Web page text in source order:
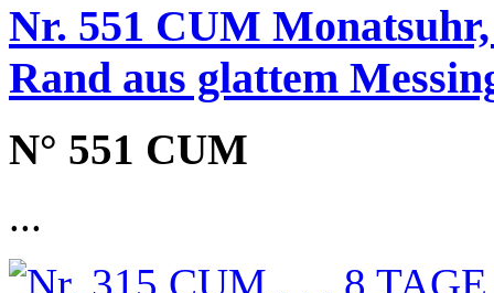
Nr. 551 CUM
Rand aus glattem
N° 551 CUM
...